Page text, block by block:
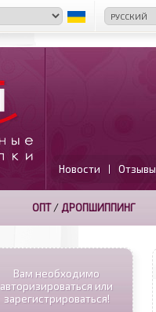
Новости | Отзывы
ОПТ/ ДРОПШИППИНГ
Вам необходимо
авторизироваться или
зарегистрироваться!